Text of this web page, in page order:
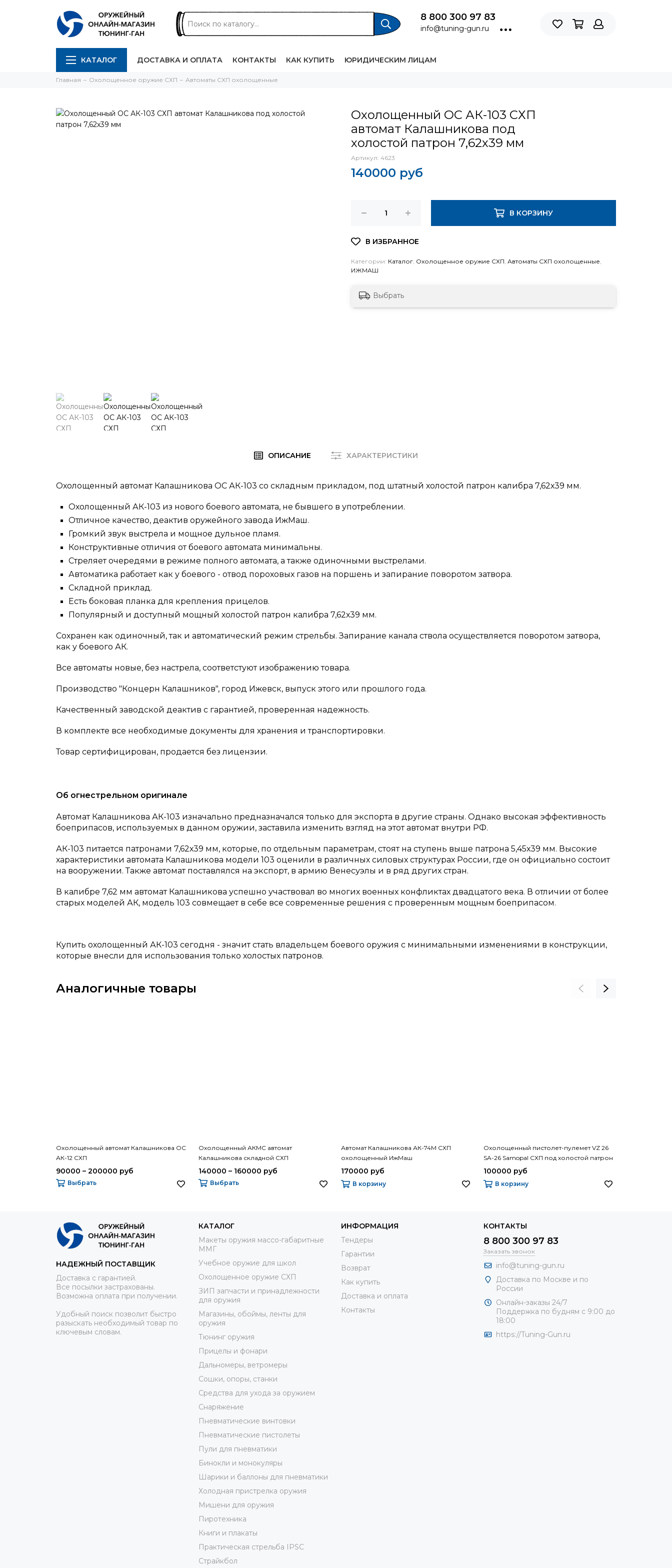
8 800 300 97 83
info@tuning-gun.ru
КАТАЛОГ ДОСТАВКА И ОПЛАТА КОНТАКТЫ КАК КУПИТЬ ЮРИДИЧЕСКИМ ЛИЦАМ
Главная Охолощенное оружие СХП Автоматы СХП охолощенные
Охолощенный ОС АК-103 СХП
автомат Калашникова под
холостой патрон 7,62х39 мм
Артикул: 4623
140000 руб
В КОРЗИНУ
Категории: Каталог, Охолощенное оружие СХП, Автоматы СХП охолощенные,
ИЖМАШ
Выбрать
ОПИСАНИЕ ХАРАКТЕРИСТИКИ
Охолощенный автомат Калашникова ОС АК-103 со складным прикладом, под штатный холостой патрон калибра 7,62х39 мм.
Охолощенный АК-103 из нового боевого автомата, не бывшего в употреблении.
Отличное качество, деактив оружейного завода ИжМаш.
Громкий звук выстрела и мощное дульное пламя.
Конструктивные отличия от боевого автомата минимальны.
Стреляет очередями в режиме полного автомата, а также одиночными выстрелами.
Автоматика работает как у боевого - отвод пороховых газов на поршень и запирание поворотом затвора.
Складной приклад.
Есть боковая планка для крепления прицелов.
Популярный и доступный мощный холостой патрон калибра 7,62х39 мм.
Сохранен как одиночный, так и автоматический режим стрельбы. Запирание канала ствола осуществляется поворотом затвора,
как у боевого АК.
Все автоматы новые, без настрела, соответстуют изображению товара.
Производство "Концерн Калашников", город Ижевск, выпуск этого или прошлого года.
Качественный заводской деактив с гарантией, проверенная надежность.
В комплекте все необходимые документы для хранения и транспортировки.
Товар сертифицирован, продается без лицензии.
Об огнестрельном оригинале
Автомат Калашникова АК-103 изначально предназначался только для экспорта в другие страны. Однако высокая эффективность
боеприпасов, используемых в данном оружии, заставила изменить взгляд на этот автомат внутри РФ.
АК-103 питается патронами 7,62х39 мм, которые, по отдельным параметрам, стоят на ступень выше патрона 5,45х39 мм. Высокие
характеристики автомата Калашникова модели 103 оценили в различных силовых структурах России, где он официально состоит
на вооружении. Также автомат поставлялся на экспорт, в армию Венесуэлы и в ряд других стран.
В калибре 7,62 мм автомат Калашникова успешно участвовал во многих военных конфликтах двадцатого века. В отличии от более
старых моделей АК, модель 103 совмещает в себе все современные решения с проверенным мощным боеприпасом.
Купить охолощенный АК-103 сегодня - значит стать владельцем боевого оружия с минимальными изменениями в конструкции,
которые внесли для использования только холостых патронов.
Аналогичные товары
Охолощенный автомат Калашникова ОС
АК-12 СХП
90000 – 200000 руб
Выбрать
Охолощенный АКМС автомат
Калашникова складной СХП
140000 – 160000 руб
Выбрать
Автомат Калашникова АК-74М СХП
охолощенный ИжМаш
170000 руб
В корзину
Охолощенный пистолет-пулемет VZ 26
SA-26 Samopal СХП под холостой патрон
калибра 7,62х25 (9ИМ)
100000 руб
В корзину
НАДЕЖНЫЙ ПОСТАВЩИК
Доставка с гарантией.
Все посылки застрахованы.
Возможна оплата при получении.
Удобный поиск позволит быстро
разыскать необходимый товар по
ключевым словам.
КАТАЛОГ
Макеты оружия массо-габаритные
ММГ
Учебное оружие для школ
Охолощенное оружие СХП
ЗИП запчасти и принадлежности
для оружия
Магазины, обоймы, ленты для
оружия
Тюнинг оружия
Прицелы и фонари
Дальномеры, ветромеры
Сошки, опоры, станки
Средства для ухода за оружием
Снаряжение
Пневматические винтовки
Пневматические пистолеты
Пули для пневматики
Бинокли и монокуляры
Шарики и баллоны для пневматики
Холодная пристрелка оружия
Мишени для оружия
Пиротехника
Книги и плакаты
Практическая стрельба IPSC
Страйкбол
ИНФОРМАЦИЯ
Тендеры
Гарантии
Возврат
Как купить
Доставка и оплата
Контакты
КОНТАКТЫ
8 800 300 97 83
Заказать звонок
info@tuning-gun.ru
Доставка по Москве и по
России
Онлайн-заказы 24/7
Поддержка по будням с 9:00 до
18:00
https://Tuning-Gun.ru